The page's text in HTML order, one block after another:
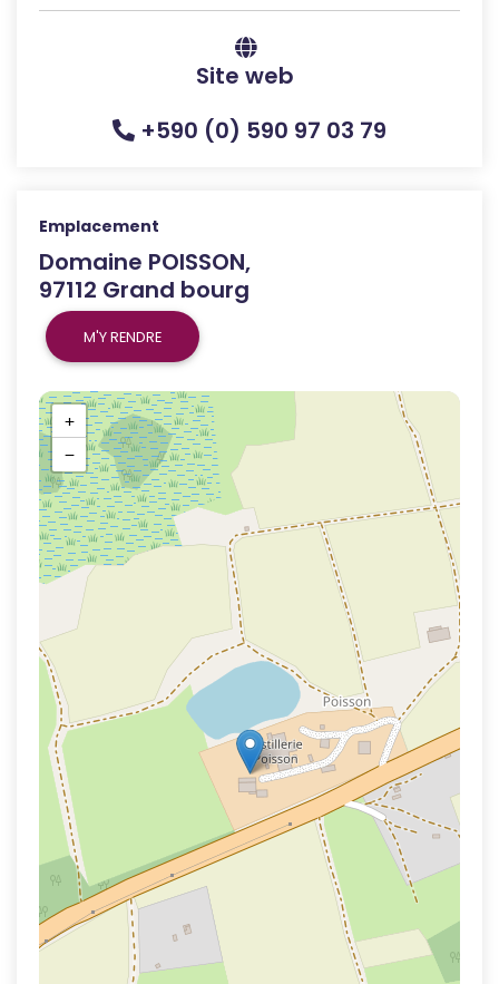
Site web
+590 (0) 590 97 03 79
Emplacement
Domaine POISSON,
97112 Grand bourg
M'Y RENDRE
+
−